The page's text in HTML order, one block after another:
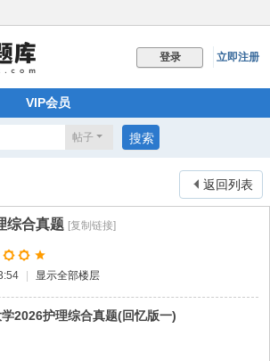
登录 立即注册
VIP会员
帖子 搜索
返回列表
综合真题 [复制链接]
显示全部楼层
2026护理综合真题(回忆版一)